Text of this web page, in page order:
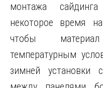
монтажа
некоторое время
чтобы
температурным
зимней установки